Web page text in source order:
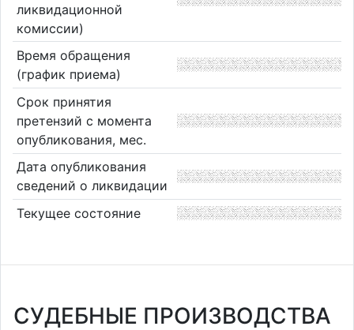
ликвидационной
комиссии)
Время обращения
(график приема)
Срок принятия
претензий с момента
опубликования, мес.
Дата опубликования
сведений о ликвидации
Текущее состояние
СУДЕБНЫЕ ПРОИЗВОДСТВА